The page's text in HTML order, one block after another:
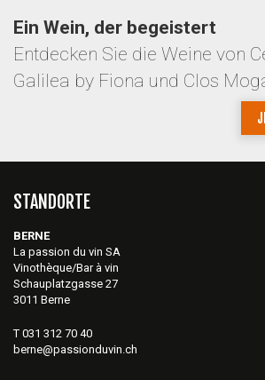
Ein Wein, der begeistert
Entdecken Sie die Weine von
Galilea by Fiona und Clos
STANDORTE
BERNE
La passion du vin SA
Vinothèque/Bar à vin
Schauplatzgasse 27
3011 Berne
T 031 312 70 40
berne@passionduvin.ch